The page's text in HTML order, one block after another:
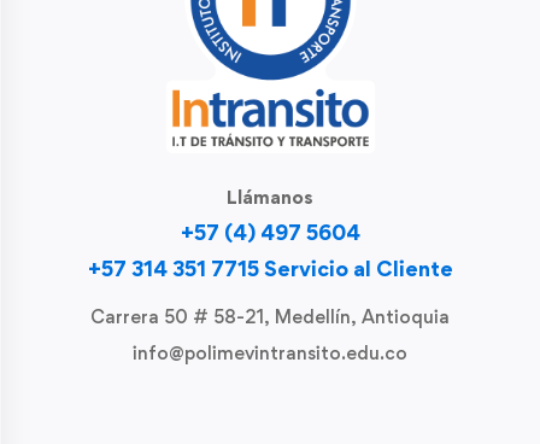
Llámanos
+57 (4) 497 5604
+57 314 351 7715 Servicio al Cliente
Carrera 50 # 58-21, Medellín, Antioquia
info@polimevintransito.edu.co